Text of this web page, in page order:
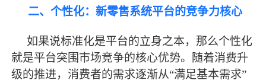
二、个性化：新零售系统平台的竞争力核心
如果说标准化是平台的立身之本，那么个性化
就是平台突围市场竞争的核心优势。随着消费升
级的推进，消费者的需求逐渐从“满足基本需求”